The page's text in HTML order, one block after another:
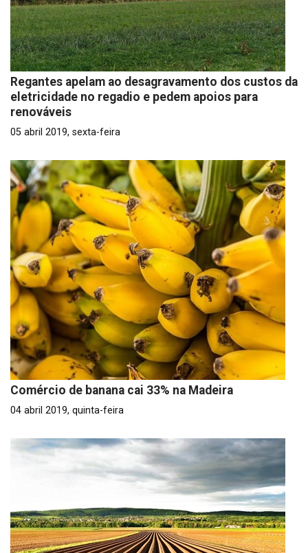
Regantes apelam ao desagravamento dos custos da
eletricidade no regadio e pedem apoios para
renováveis
05 abril 2019, sexta-feira
Comércio de banana cai 33% na Madeira
04 abril 2019, quinta-feira